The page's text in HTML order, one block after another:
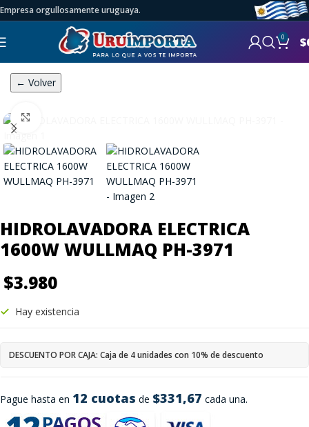
Empresa orgullosamente uruguaya.
0 $
← Volver
HIDROLAVADORA ELECTRICA
1600W WULLMAQ PH-3971
$3.980
Pague hasta en 12 cuotas de $331,67 cada una.
Hay existencia
DESCUENTO POR CAJA: Caja de 4 unidades con 10% de descuento